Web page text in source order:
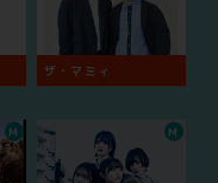
ザ・マミィ
M M